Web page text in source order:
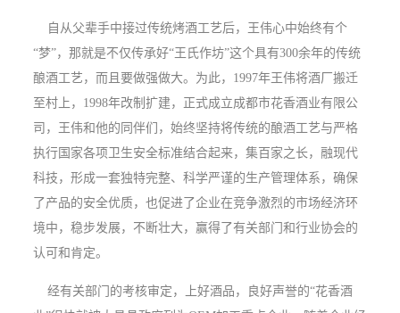
自从父辈手中接过传统烤酒工艺后，王伟心中始终有个
“梦”，那就是不仅传承好“王氏作坊”这个具有300余年的传统
酿酒工艺，而且要做强做大。为此，1997年王伟将酒厂搬迁
至村上，1998年改制扩建，正式成立成都市花香酒业有限公
司，王伟和他的同伴们，始终坚持将传统的酿酒工艺与严格
执行国家各项卫生安全标准结合起来，集百家之长，融现代
科技，形成一套独特完整、科学严谨的生产管理体系，确保
了产品的安全优质，也促进了企业在竞争激烈的市场经济环
境中，稳步发展，不断壮大，赢得了有关部门和行业协会的
认可和肯定。
经有关部门的考核审定，上好酒品，良好声誉的“花香酒